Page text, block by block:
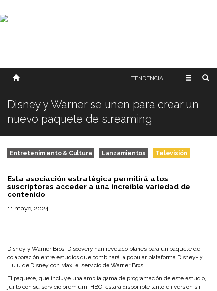
SOBRE NOSOTROS
TENDENCIA
Disney y Warner se unen para crear un
nuevo paquete de streaming
Entretenimiento & Cultura Lanzamientos Televisión
Esta asociación estratégica permitirá a los
suscriptores acceder a una increíble variedad de
contenido
11 mayo, 2024
Disney y Warner Bros. Discovery han revelado planes para un paquete de
colaboración entre estudios que combinará la popular plataforma Disney+ y
Hulu de Disney con Max, el servicio de Warner Bros.
El paquete, que incluye una amplia gama de programación de este estudio,
junto con su servicio premium, HBO, estará disponible tanto en versión sin